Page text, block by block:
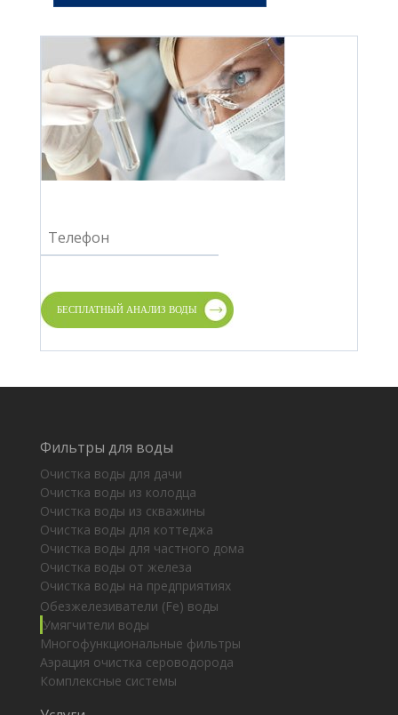
Фильтры для воды
Очистка воды для дачи
Очистка воды из колодца
Очистка воды из скважины
Очистка воды для коттеджа
Очистка воды для частного дома
Очистка воды от железа
Очистка воды на предприятиях
Обезжелезиватели (Fe) воды
Умягчители воды
Многофункциональные фильтры
Аэрация очистка сероводорода
Комплексные системы